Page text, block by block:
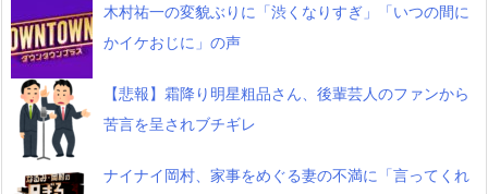
木村祐一の変貌ぶりに「渋くなりすぎ」「いつの間に
かイケおじに」の声
【悲報】霜降り明星粗品さん、後輩芸人のファンから
苦言を呈されブチギレ
ナイナイ岡村、家事をめぐる妻の不満に「言ってくれ